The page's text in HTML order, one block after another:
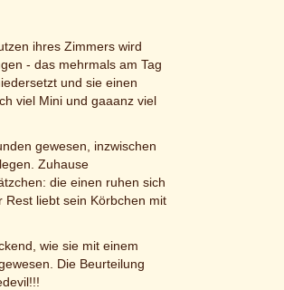
ihres Zimmers wird
- das mehrmals am Tag
und sie einen
viel Mini und gaaanz viel
gewesen, inzwischen
Zuhause
die einen ruhen sich
liebt sein Körbchen mit
wie sie mit einem
Die Beurteilung